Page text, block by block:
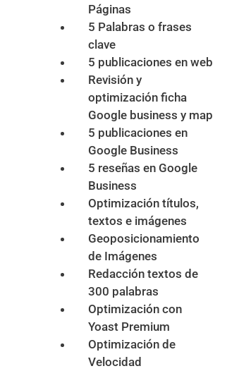
Páginas
5 Palabras o frases
clave
5 publicaciones en web
Revisión y
optimización ficha
Google business y map
5 publicaciones en
Google Business
5 reseñas en Google
Business
Optimización títulos,
textos e imágenes
Geoposicionamiento
de Imágenes
Redacción textos de
300 palabras
Optimización con
Yoast Premium
Optimización de
Velocidad